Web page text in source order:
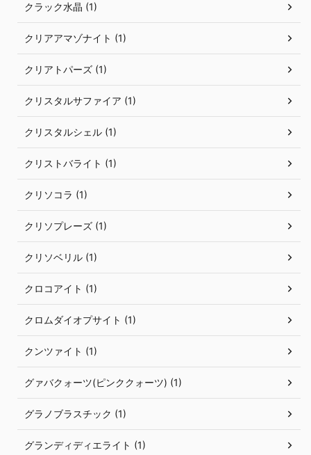
クラック水晶 (1)
クリアアマゾナイト (1)
クリアトパーズ (1)
クリスタルサファイア (1)
クリスタルシェル (1)
クリストバライト (1)
クリソコラ (1)
クリソプレーズ (1)
クリソベリル (1)
クロコアイト (1)
クロムダイオプサイト (1)
クンツァイト (1)
グァバクォーツ(ピンククォーツ) (1)
グラノブラスチック (1)
グランディディエライト (1)